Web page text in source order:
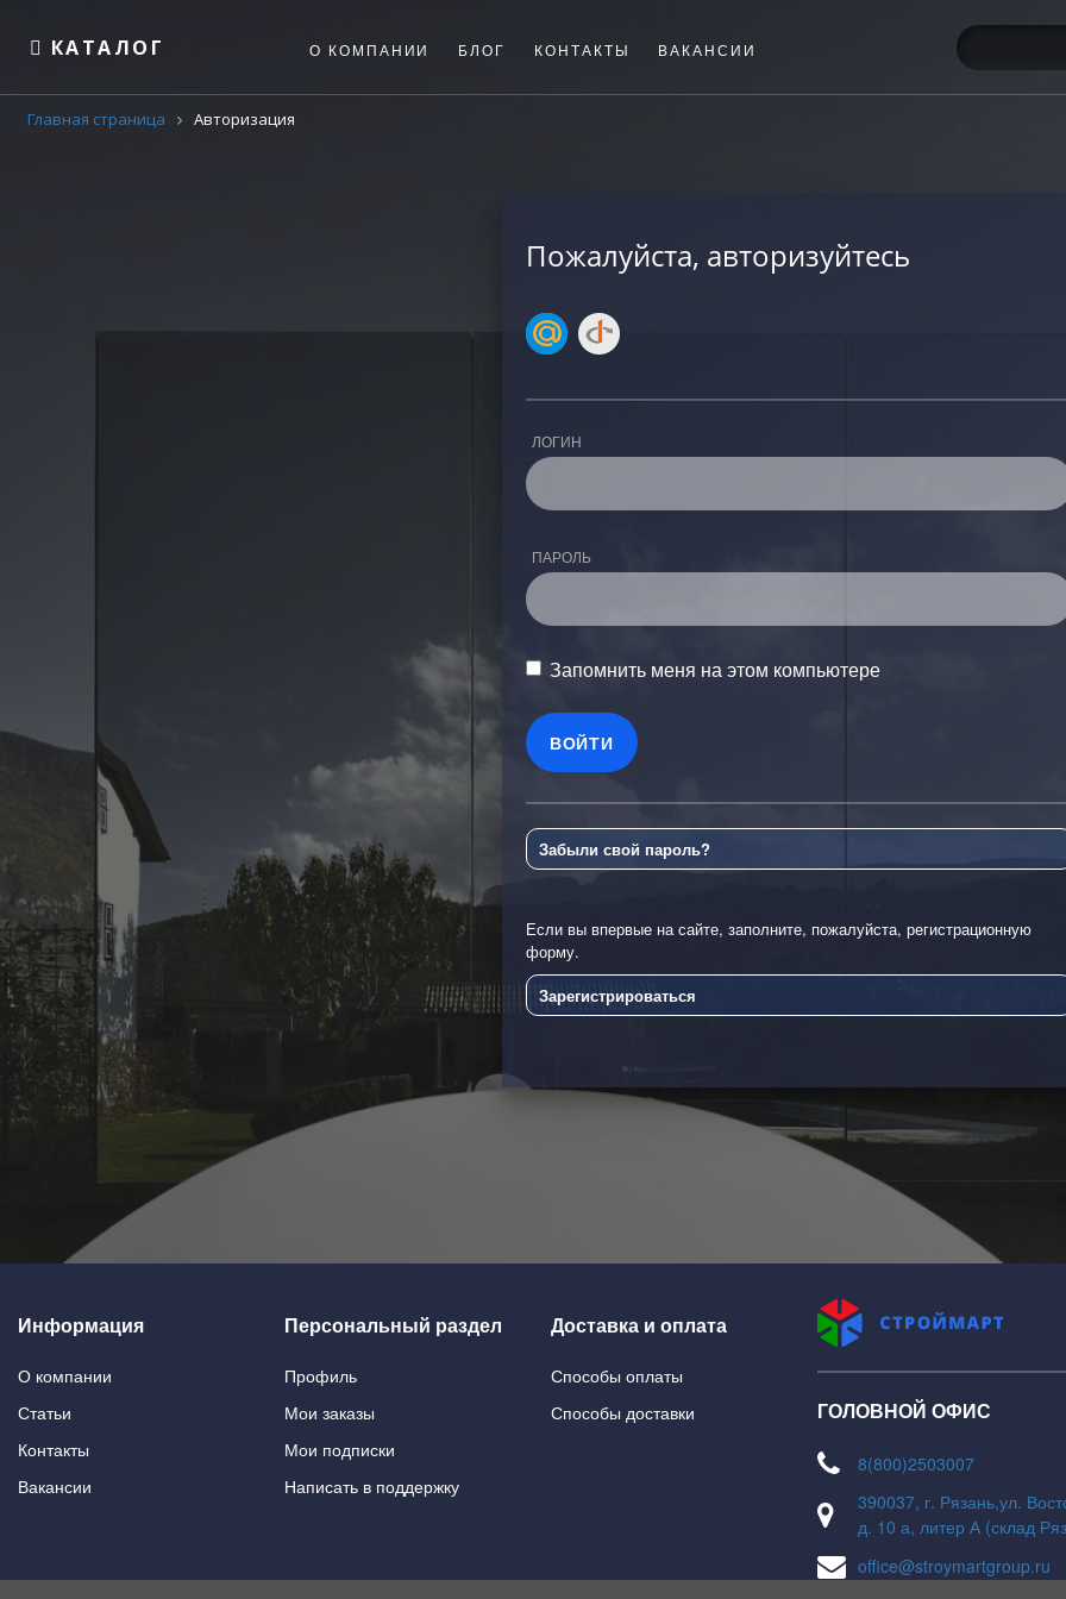
КАТАЛОГ О КОМПАНИИ БЛОГ КОНТАКТЫ ВАКАНСИИ
Главная страница Авторизация
Пожалуйста, авторизуйтесь
ЛОГИН
ПАРОЛЬ
Запомнить меня на этом компьютере
Забыли свой пароль?
Если вы впервые на сайте, заполните, пожалуйста, регистрационную
форму.
Зарегистрироваться
Информация
О компании
Статьи
Контакты
Вакансии
Персональный раздел
Профиль
Мои заказы
Мои подписки
Написать в поддержку
Доставка и оплата
Способы оплаты
Способы доставки
ГОЛОВНОЙ ОФИС
8(800)2503007
390037, г. Рязань,ул.
д. 10 а, литер А (склад
office@stroymartgroup.ru